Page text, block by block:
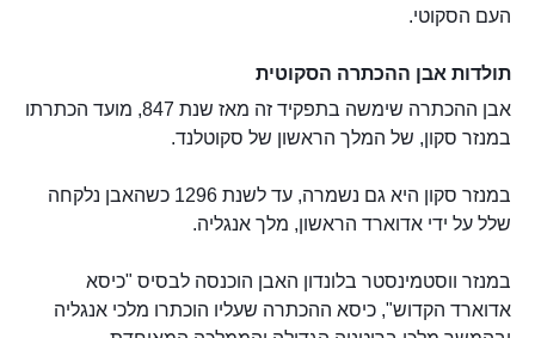
העם הסקוטי.
תולדות אבן ההכתרה הסקוטית
אבן ההכתרה שימשה בתפקיד זה מאז שנת 847, מועד הכתרתו
במנזר סקון, של המלך הראשון של סקוטלנד.
במנזר סקון היא גם נשמרה, עד לשנת 1296 כשהאבן נלקחה
שלל על ידי אדוארד הראשון, מלך אנגליה.
במנזר ווסטמינסטר בלונדון האבן הוכנסה לבסיס "כיסא
אדוארד הקדוש", כיסא ההכתרה שעליו הוכתרו מלכי אנגליה